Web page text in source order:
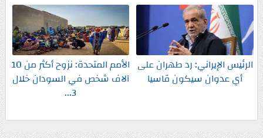
الرئيس الإيراني: رد طهران على
أي عدوان سيكون قاسيا
الأمم المتحدة: نزوح أكثر من 10
آلاف شخص في السودان خلال
3...